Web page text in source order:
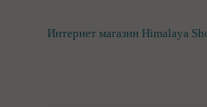
Интернет магазин Himalaya